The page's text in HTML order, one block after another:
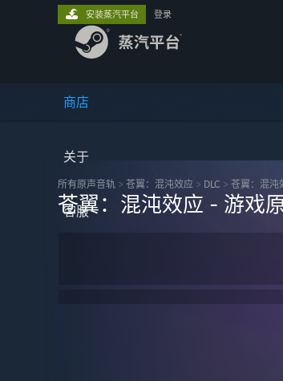
商店
关于
客服
安装蒸汽平台 登录
所有原声音轨 > 苍翼：混沌效应 > DLC > 苍翼：混沌
苍翼：混沌效应 - 游戏